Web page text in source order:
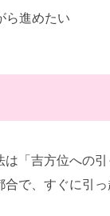
ら進めたい
「吉方位への引
で、すぐに引